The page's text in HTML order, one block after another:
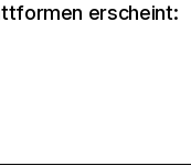
erscheint: